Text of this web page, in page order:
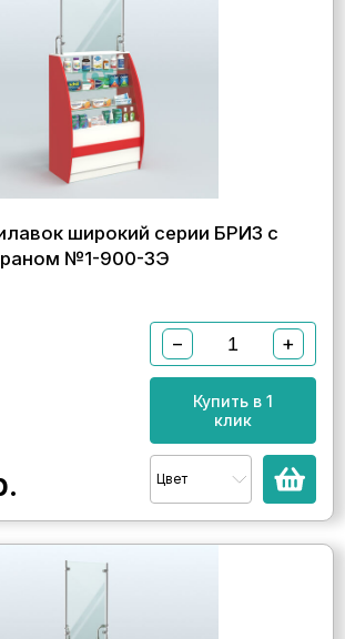
широкий серии БРИЗ с
№1-900-ЗЭ
− +
Купить в 1
клик
Цвет